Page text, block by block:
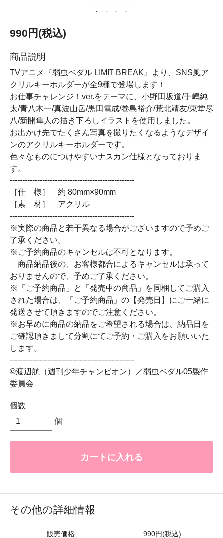
990円(税込)
商品説明
TVアニメ『弱虫ペダル LIMIT BREAK』より、SNS風ア
クリルキーホルダーが全9種で登場します！
お仕事チャレンジ！ver.をテーマに、小野田坂道/手嶋純
太/青八木一/真波山岳/黒田雪成/巻島裕介/荒北靖友/東堂尽
八/新開隼人の描き下ろしイラストを使用しました。
お出かけ先でたくさん写真を撮りたくなるようなデザイ
ンのアクリルキーホルダーです。
色々なものにつけやすいナスカン仕様となっておりま
す。
--------------------------------------------------
［仕 様］ 約 80mm×90mm
［素 材］ アクリル
--------------------------------------------------
※実際の商品と若干異なる場合がございますので予めご
了承ください。
※ご予約商品のキャンセルは不可となります。
商品納品後の、お客様都合によるキャンセルは承って
おりませんので、予めご了承ください。
※「ご予約商品」と「発売中の商品」を同梱してご購入
された場合は、「ご予約商品」の【発売日】にご一緒に
発送させて頂きますのでご注意ください。
※お早めに商品の納品をご希望される場合は、納品日を
ご確認頂きまして分割にてご予約・ご購入をお願いいた
します。
--------------------------------------------------
©渡辺航（週刊少年チャンピオン）／弱虫ペダル05製作
委員会
個数
個
カートに入れる
その他の詳細情報
販売価格 990円(税込)